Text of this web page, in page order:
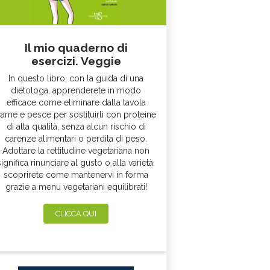
Il mio quaderno di
esercizi. Veggie
In questo libro, con la guida di una
dietologa, apprenderete in modo
efficace come eliminare dalla tavola
e pesce per sostituirli con proteine
di alta qualità, senza alcun rischio di
carenze alimentari o perdita di peso.
Adottare la rettitudine vegetariana non
rinunciare al gusto o alla varietà:
scoprirete come mantenervi in forma
grazie a menu vegetariani equilibrati!
CLICCA QUI